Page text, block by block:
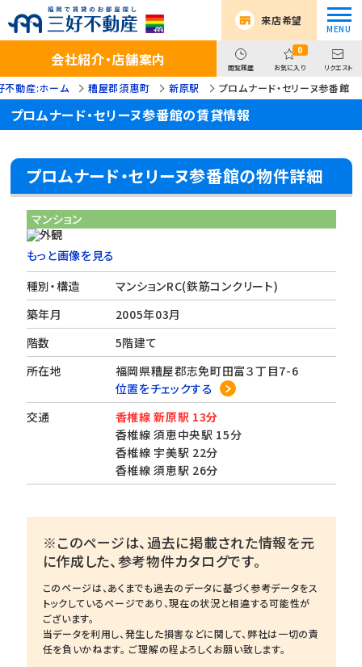
来店希望
会社紹介・店舗案内 閲覧履歴
0
お気に入り リクエスト
不動産:ホーム 糟屋郡須惠町 新原駅 プロムナード・セリーヌ参番館
プロムナード・セリーヌ参番館の賃貸情報
プロムナード・セリーヌ参番館の物件詳細
マンション
もっと画像を見る
種別・構造
マンションRC(鉄筋コンクリート)
築年月
2005年03月
階数
5階建て
所在地
福岡県糟屋郡志免町田富３丁目7-6
位置をチェックする
交通
香椎線 新原駅 13分
香椎線 須恵中央駅 15分
香椎線 宇美駅 22分
香椎線 須恵駅 26分
※このページは、過去に掲載された情報を元
に作成した、参考物件カタログです。
このページは、あくまでも過去のデータに基づく参考データをス
トックしているページであり、現在の状況と相違する可能性が
ございます。
当データを利用し、発生した損害などに関して、弊社は一切の責
任を負いかねます。 ご理解の程よろしくお願い致します。